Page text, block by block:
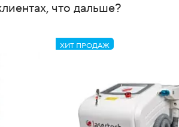
что дальше?
ХИТ ПРОДАЖ